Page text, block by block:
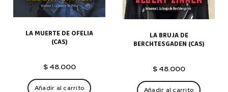
LA MUERTE DE OFELIA
(CAS)
$48.000
Añadir al carrito
LA BRUJA DE
BERCHTESGADEN (CAS)
$48.000
Añadir al carrito